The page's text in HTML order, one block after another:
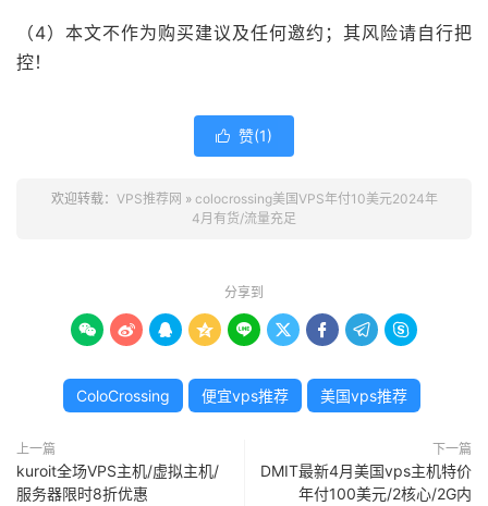
（4）本文不作为购买建议及任何邀约；其风险请自行把
控！
 赞(1)
欢迎转载： VPS推荐网 » colocrossing美国VPS年付10美元2024年
4月有货/流量充足
分享到
        
ColoCrossing 便宜vps推荐 美国vps推荐
上一篇
kuroit全场VPS主机/虚拟主机/
服务器限时8折优惠
下一篇
DMIT最新4月美国vps主机特价
年付100美元/2核心/2G内